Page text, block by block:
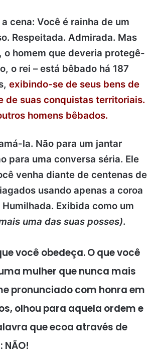
cena: Você é rainha de um
Respeitada. Admirada. Mas
o homem que deveria protegê-
o rei – está bêbado há 187
exibindo-se de seus bens de
de suas conquistas territoriais.
homens bêbados.
la. Não para um jantar
para uma conversa séria. Ele
venha diante de centenas de
usando apenas a coroa
Exibida como um
uma das suas posses).
você obedeça. O que você
mulher que nunca mais
pronunciado com honra em
olhou para aquela ordem e
que ecoa através de